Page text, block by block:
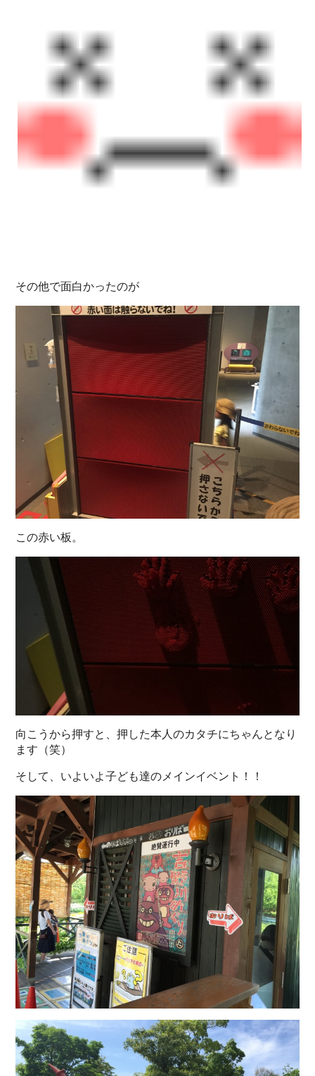
その他で面白かったのが
この赤い板。
向こうから押すと、押した本人のカタチにちゃんとなり
ます（笑）
そして、いよいよ子ども達のメインイベント！！